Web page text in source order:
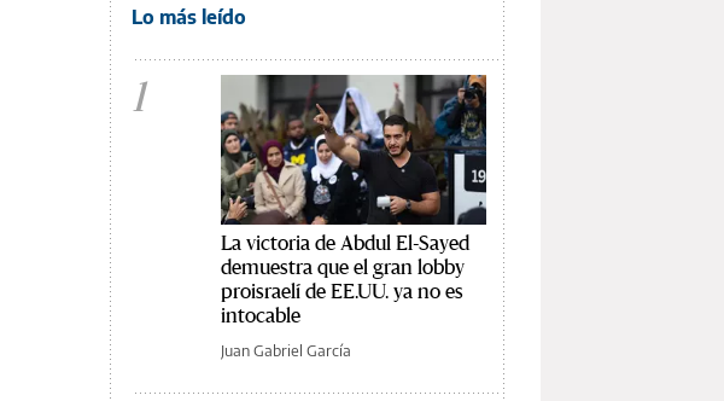
Lo más leído
1
La victoria de Abdul El-Sayed
demuestra que el gran lobby
proisraelí de EE.UU. ya no es
intocable
Juan Gabriel García